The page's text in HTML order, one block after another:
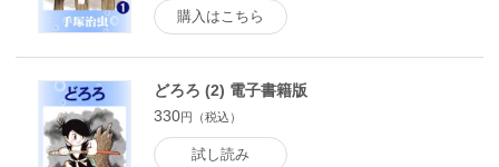
購入はこちら
どろろ (2) 電子書籍版
330円（税込）
試し読み